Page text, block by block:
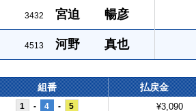
3432 宮迫 暢彦
4513 河野 真也
組番 払戻金
1 - 4 - 5 ¥3,090